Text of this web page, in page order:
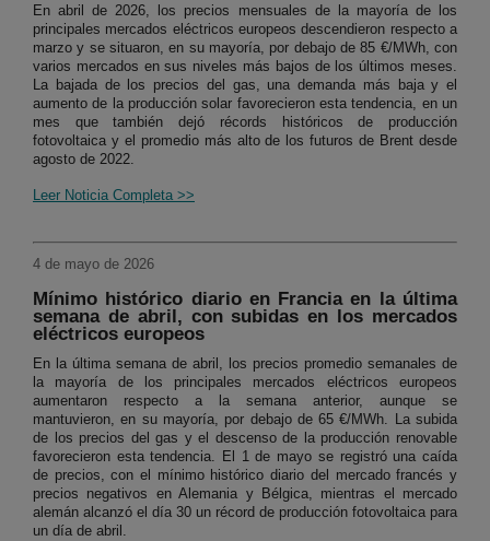
En abril de 2026, los precios mensuales de la mayoría de los
principales mercados eléctricos europeos descendieron respecto a
marzo y se situaron, en su mayoría, por debajo de 85 €/MWh, con
varios mercados en sus niveles más bajos de los últimos meses.
La bajada de los precios del gas, una demanda más baja y el
aumento de la producción solar favorecieron esta tendencia, en un
mes que también dejó récords históricos de producción
fotovoltaica y el promedio más alto de los futuros de Brent desde
agosto de 2022.
Leer Noticia Completa >>
4 de mayo de 2026
Mínimo histórico diario en Francia en la última
semana de abril, con subidas en los mercados
eléctricos europeos
En la última semana de abril, los precios promedio semanales de
la mayoría de los principales mercados eléctricos europeos
aumentaron respecto a la semana anterior, aunque se
mantuvieron, en su mayoría, por debajo de 65 €/MWh. La subida
de los precios del gas y el descenso de la producción renovable
favorecieron esta tendencia. El 1 de mayo se registró una caída
de precios, con el mínimo histórico diario del mercado francés y
precios negativos en Alemania y Bélgica, mientras el mercado
alemán alcanzó el día 30 un récord de producción fotovoltaica para
un día de abril.